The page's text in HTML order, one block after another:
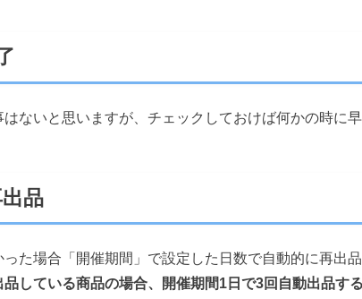
ないと思いますが、チェックしておけば何かの時に早
品
た場合「開催期間」で設定した日数で自動的に再出品
品している商品の場合、開催期間1日で3回自動出品す